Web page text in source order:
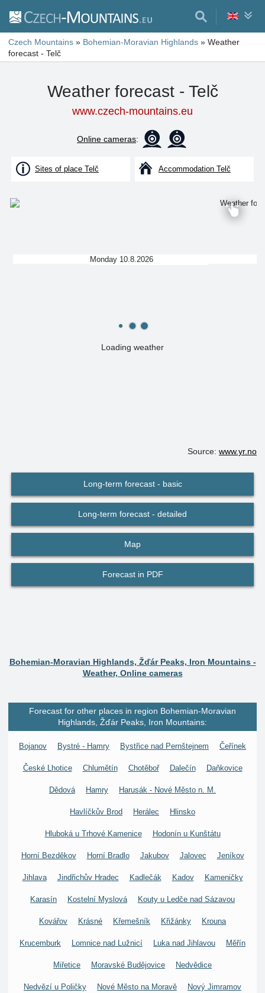
Czech Mountains » Bohemian-Moravian Highlands » Weather
forecast - Telč
Weather forecast - Telč
www.czech-mountains.eu
Online cameras:
Sites of place Telč Accommodation Telč
Loading weather
Monday 10.8.2026
Source: www.yr.no
Long-term forecast - basic
Long-term forecast - detailed
Map
Forecast in PDF
Bohemian-Moravian Highlands, Žďár Peaks, Iron Mountains -
Weather, Online cameras
Forecast for other places in region Bohemian-Moravian
Highlands, Žďár Peaks, Iron Mountains:
Bojanov Bystré - Hamry Bystřice nad Pernštejnem Čeřínek
České Lhotice Chlumětín Chotěboř Dalečín Daňkovice
Dědová Hamry Harusák - Nové Město n. M.
Havlíčkův Brod Herálec Hlinsko
Hluboká u Trhové Kamenice Hodonín u Kunštátu
Horní Bezděkov Horní Bradlo Jakubov Jalovec Jeníkov
Jihlava Jindřichův Hradec Kadlečák Kadov Kameničky
Karasín Kostelní Myslová Kouty u Ledče nad Sázavou
Kovářov Krásné Křemešník Křižánky Krouna
Krucemburk Lomnice nad Lužnicí Luka nad Jihlavou Měřín
Miřetice Moravské Budějovice Nedvědice
Nedvězí u Poličky Nové Město na Moravě Nový Jimramov